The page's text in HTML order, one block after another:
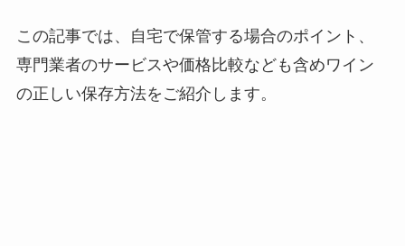
この記事では、自宅で保管する場合のポイント、
専門業者のサービスや価格比較なども含めワイン
の正しい保存方法をご紹介します。